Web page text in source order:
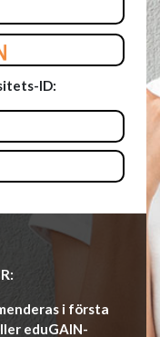
i första
eduGAIN-
ID: